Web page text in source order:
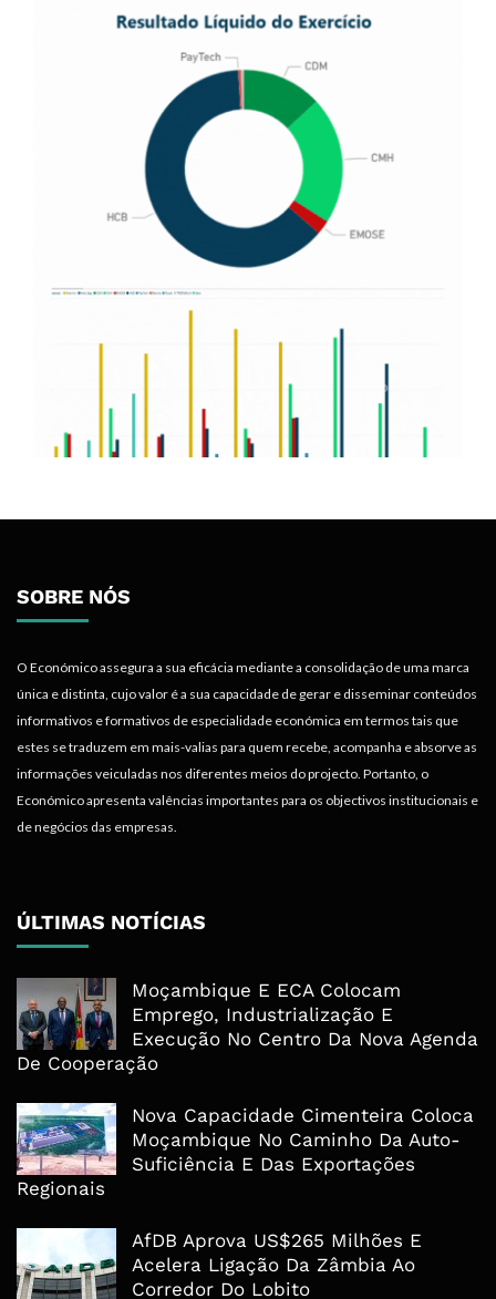
SOBRE NÓS
O Económico assegura a sua eficácia mediante a consolidação de uma marca
única e distinta, cujo valor é a sua capacidade de gerar e disseminar conteúdos
informativos e formativos de especialidade económica em termos tais que
estes se traduzem em mais-valias para quem recebe, acompanha e absorve as
informações veiculadas nos diferentes meios do projecto. Portanto, o
Económico apresenta valências importantes para os objectivos institucionais e
de negócios das empresas.
ÚLTIMAS NOTÍCIAS
Moçambique E ECA Colocam
Emprego, Industrialização E
Execução No Centro Da Nova Agenda
De Cooperação
Nova Capacidade Cimenteira Coloca
Moçambique No Caminho Da Auto-
Suficiência E Das Exportações
Regionais
AfDB Aprova US$265 Milhões E
Acelera Ligação Da Zâmbia Ao
Corredor Do Lobito